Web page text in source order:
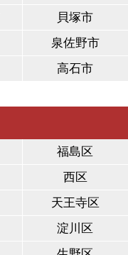
貝塚市
泉佐野市
高石市
福島区
西区
天王寺区
淀川区